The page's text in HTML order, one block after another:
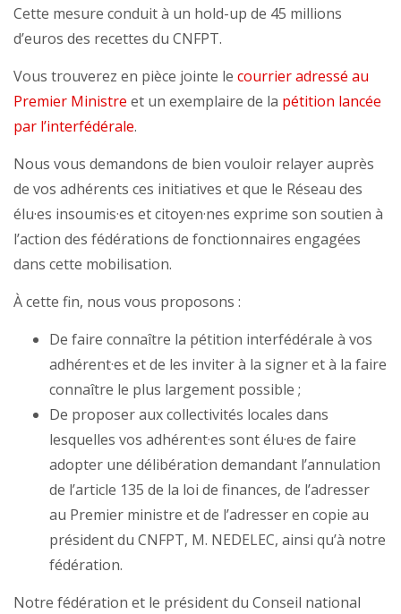
Cette mesure conduit à un hold-up de 45 millions
d’euros des recettes du CNFPT.
Vous trouverez en pièce jointe le courrier adressé au
Premier Ministre et un exemplaire de la pétition lancée
par l’interfédérale.
Nous vous demandons de bien vouloir relayer auprès
de vos adhérents ces initiatives et que le Réseau des
élu·es insoumis·es et citoyen·nes exprime son soutien à
l’action des fédérations de fonctionnaires engagées
dans cette mobilisation.
À cette fin, nous vous proposons :
De faire connaître la pétition interfédérale à vos
adhérent·es et de les inviter à la signer et à la faire
connaître le plus largement possible ;
De proposer aux collectivités locales dans
lesquelles vos adhérent·es sont élu·es de faire
adopter une délibération demandant l’annulation
de l’article 135 de la loi de finances, de l’adresser
au Premier ministre et de l’adresser en copie au
président du CNFPT, M. NEDELEC, ainsi qu’à notre
fédération.
Notre fédération et le président du Conseil national